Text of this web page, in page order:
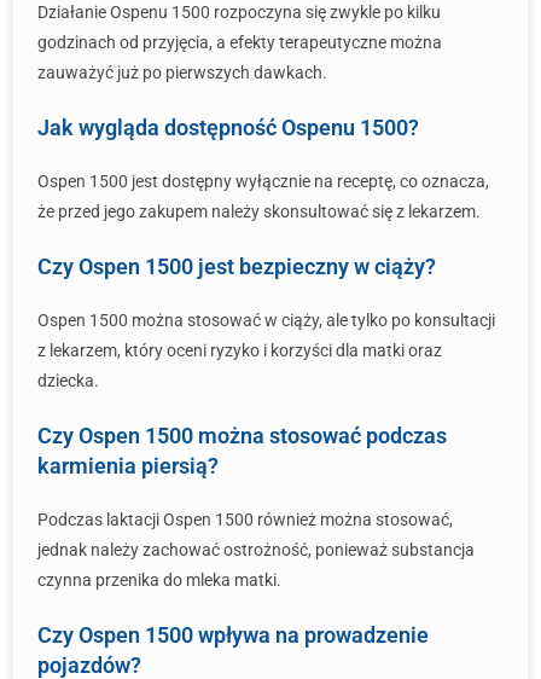
Działanie Ospenu 1500 rozpoczyna się zwykle po kilku
godzinach od przyjęcia, a efekty terapeutyczne można
zauważyć już po pierwszych dawkach.
Jak wygląda dostępność Ospenu 1500?
Ospen 1500 jest dostępny wyłącznie na receptę, co oznacza,
że przed jego zakupem należy skonsultować się z lekarzem.
Czy Ospen 1500 jest bezpieczny w ciąży?
Ospen 1500 można stosować w ciąży, ale tylko po konsultacji
z lekarzem, który oceni ryzyko i korzyści dla matki oraz
dziecka.
Czy Ospen 1500 można stosować podczas
karmienia piersią?
Podczas laktacji Ospen 1500 również można stosować,
jednak należy zachować ostrożność, ponieważ substancja
czynna przenika do mleka matki.
Czy Ospen 1500 wpływa na prowadzenie
pojazdów?